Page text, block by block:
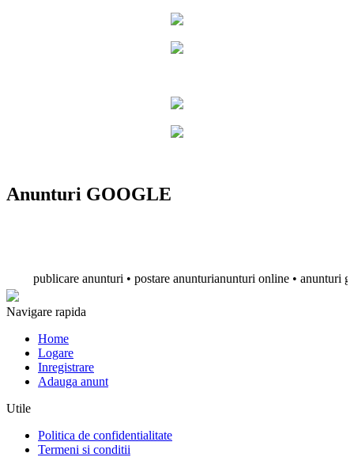
Anunturi GOOGLE
publicare anunturi • postare anunturianunturi online • anunturi
Navigare rapida
Home
Logare
Inregistrare
Adauga anunt
Utile
Politica de confidentialitate
Termeni si conditii